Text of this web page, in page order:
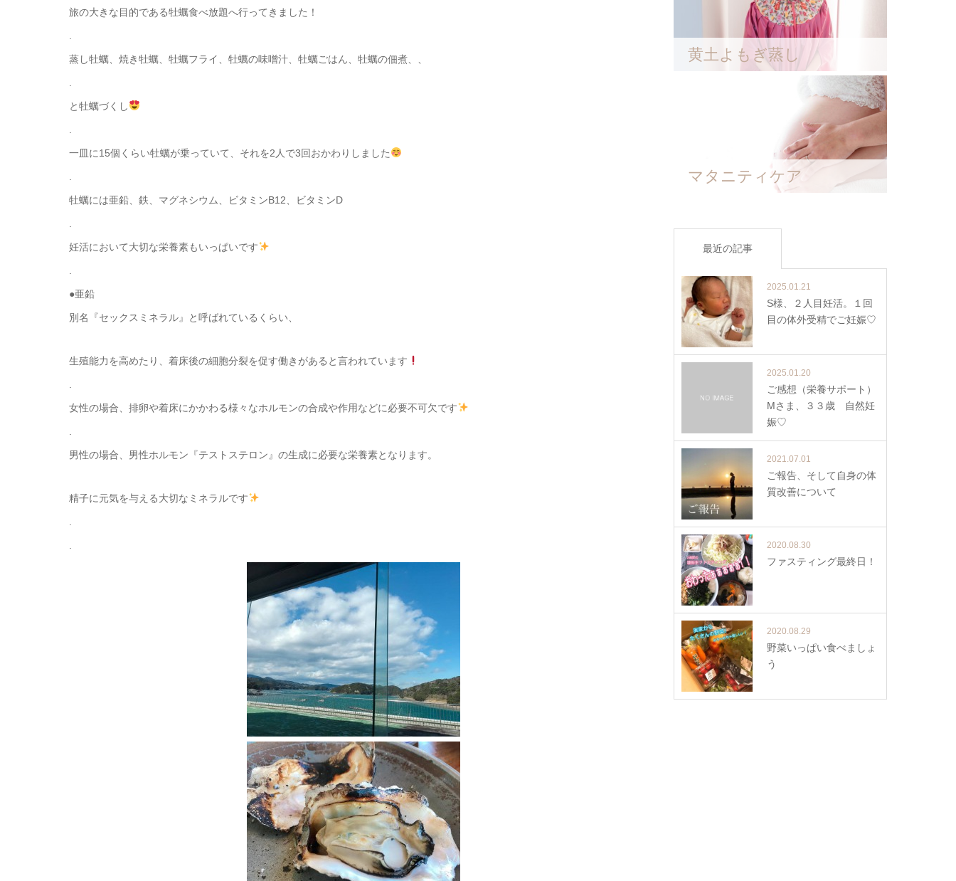
旅の大きな目的である牡蠣食べ放題へ行ってきました！
蒸し牡蠣、焼き牡蠣、牡蠣フライ、牡蠣の味噌汁、牡蠣ごはん、牡蠣の佃煮、、
と牡蠣づくし
一皿に15個くらい牡蠣が乗っていて、それを2人で3回おかわりしました
牡蠣には亜鉛、鉄、マグネシウム、ビタミンB12、ビタミンD
妊活において大切な栄養素もいっぱいです
●亜鉛
別名『セックスミネラル』と呼ばれているくらい、
生殖能力を高めたり、着床後の細胞分裂を促す働きがあると言われています
女性の場合、排卵や着床にかかわる様々なホルモンの合成や作用などに必要不可欠です
男性の場合、男性ホルモン『テストステロン』の生成に必要な栄養素となります。
精子に元気を与える大切なミネラルです
黄土よもぎ蒸し
マタニティケア
最近の記事
2025.01.21
S様、２人目妊活。１回
目の体外受精でご妊娠♡
2025.01.20
ご感想（栄養サポート）
Mさま、３３歳 自然妊
娠♡
2021.07.01
ご報告、そして自身の体
質改善について
2020.08.30
ファスティング最終日！
2020.08.29
野菜いっぱい食べましょ
う